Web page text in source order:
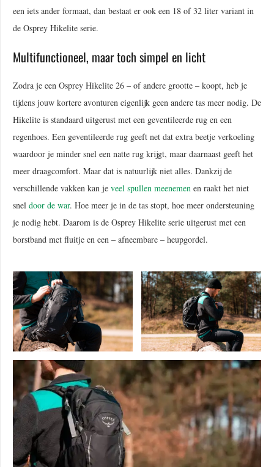
een iets ander formaat, dan bestaat er ook een 18 of 32 liter variant in
de Osprey Hikelite serie.
Multifunctioneel, maar toch simpel en licht
Zodra je een Osprey Hikelite 26 – of andere grootte – koopt, heb je
tijdens jouw kortere avonturen eigenlijk geen andere tas meer nodig. De
Hikelite is standaard uitgerust met een geventileerde rug en een
regenhoes. Een geventileerde rug geeft net dat extra beetje verkoeling
waardoor je minder snel een natte rug krijgt, maar daarnaast geeft het
meer draagcomfort. Maar dat is natuurlijk niet alles. Dankzij de
verschillende vakken kan je veel spullen meenemen en raakt het niet
snel door de war. Hoe meer je in de tas stopt, hoe meer ondersteuning
je nodig hebt. Daarom is de Osprey Hikelite serie uitgerust met een
borstband met fluitje en een – afneembare – heupgordel.